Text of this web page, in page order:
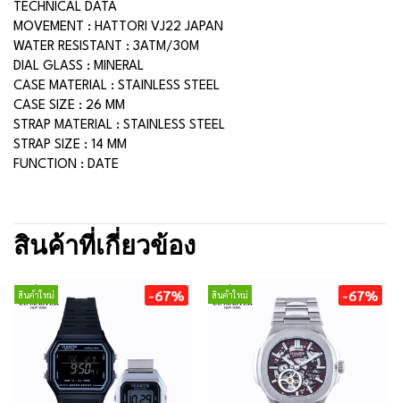
TECHNICAL DATA
MOVEMENT : HATTORI VJ22 JAPAN
WATER RESISTANT : 3ATM/30M
DIAL GLASS : MINERAL
CASE MATERIAL : STAINLESS STEEL
CASE SIZE : 26 MM
STRAP MATERIAL : STAINLESS STEEL
STRAP SIZE : 14 MM
FUNCTION : DATE
สินค้าที่เกี่ยวข้อง
สินค้าใหม่ -67% สินค้าใหม่ -67%